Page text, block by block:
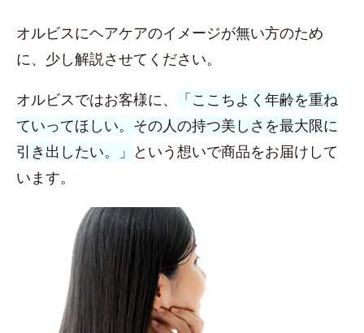
オルビスにヘアケアのイメージが無い方のため
に、少し解説させてください。
オルビスではお客様に、
「ここちよく年齢を重ね
ていってほしい。その人の持つ美しさを最大限に
引き出したい。」 という想いで商品をお届けして
います。